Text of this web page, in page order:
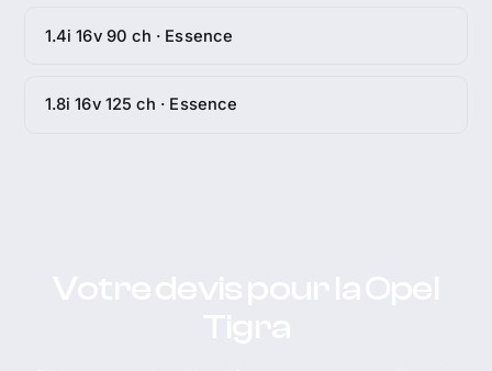
1.4i 16v 90 ch · Essence
1.8i 16v 125 ch · Essence